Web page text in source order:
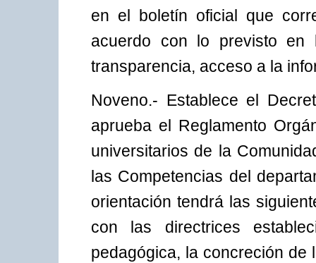
en el boletín oficial que
acuerdo con lo previsto
transparencia, acceso a la
Noveno.- Establece el
aprueba el Reglamento
universitarios de la
las Competencias del
orientación tendrá las
con las directrices
pedagógica, la concreción de